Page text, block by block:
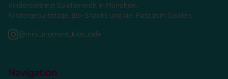
Kindercafé mit Spielbereich in München.
Kindergeburtstage, Bio-Snacks und viel Platz zum Spielen.
@mini_moment_kids_cafe
Navigation